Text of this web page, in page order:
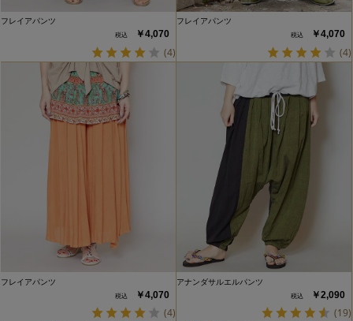
フレイアパンツ
￥4,070
(4)
フレイアパンツ
￥4,070
(4)
フレイアパンツ
￥4,070
(4)
アナンダサルエルパンツ
￥2,090
(19)